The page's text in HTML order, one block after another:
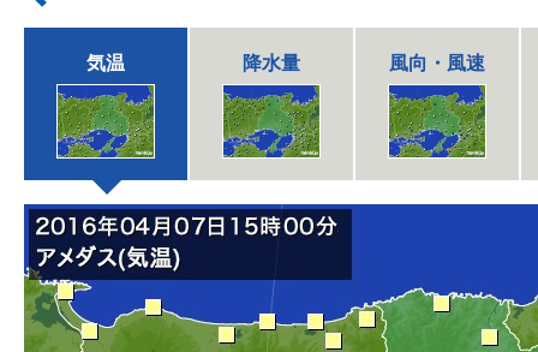
気温 降水量 風向・風速